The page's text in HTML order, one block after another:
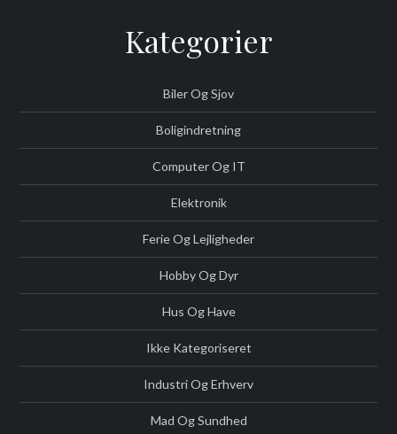
Kategorier
Biler Og Sjov
Boligindretning
Computer Og IT
Elektronik
Ferie Og Lejligheder
Hobby Og Dyr
Hus Og Have
Ikke Kategoriseret
Industri Og Erhverv
Mad Og Sundhed